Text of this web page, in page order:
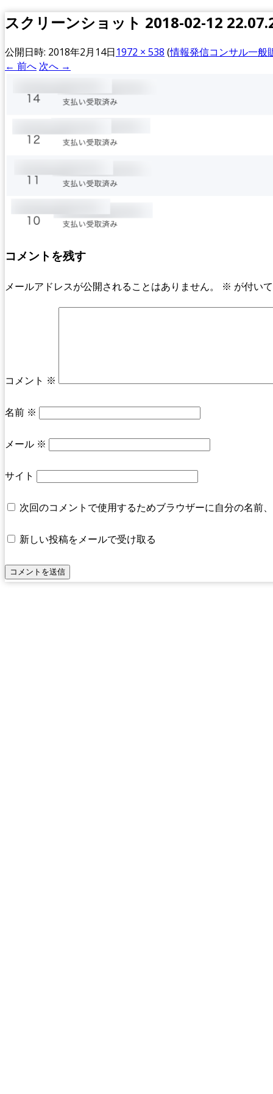
スクリーンショット 2018-02-12
公開日時: 2018年2月14日1972 × 538 (情報発信コンサル一般
← 前へ 次へ →
コメントを残す
メールアドレスが公開されることはありません。 ※ が付い
コメント ※
名前 ※
メール ※
サイト
次回のコメントで使用するためブラウザーに自分の名前
新しい投稿をメールで受け取る